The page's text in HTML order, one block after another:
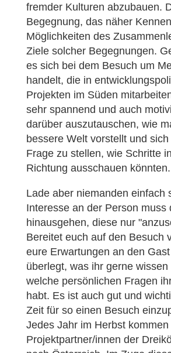
fremder Kulturen abzubauen.
Begegnung, das näher
Möglichkeiten des
Ziele solcher Begegnungen.
es sich bei dem Besuch um
handelt, die in
Projekten im Süden
sehr spannend und auch
darüber auszutauschen, wie
bessere Welt vorstellt und
Frage zu stellen, wie Schritte
Richtung ausschauen könnten.
Lade aber niemanden einfach
Interesse an der Person muss
hinausgehen, diese nur
Bereitet euch auf den Besuch
eure Erwartungen an den
überlegt, was ihr gerne wissen
welche persönlichen Fragen
habt. Es ist auch gut und
Zeit für so einen Besuch
Jedes Jahr im Herbst kommen
Projektpartner/innen der